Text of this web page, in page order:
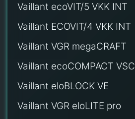
Vaillant ecoVIT/5 VKK INT
Vaillant ECOVIT/4 VKK INT
Vaillant VGR megaCRAFT
Vaillant ecoCOMPACT VSC
Vaillant eloBLOCK VE
Vaillant VGR eloLITE pro